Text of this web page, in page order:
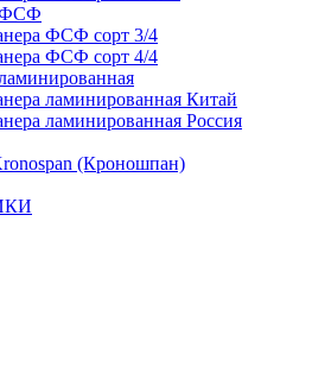
ФСФ
ФСФ сорт 3/4
ФСФ сорт 4/4
ламинированная Китай
ламинированная Россия
(Кроношпан)